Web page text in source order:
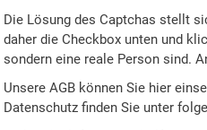
Die Lösung des Captchas stellt
daher die Checkbox unten und
sondern eine reale Person sind.
Unsere AGB können Sie hier
Datenschutz finden Sie unter